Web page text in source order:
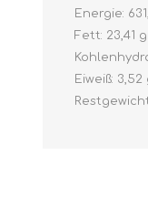
Energie:
Fett: 23,41
Eiweiß: 3,52